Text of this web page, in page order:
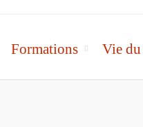
Formations Vie